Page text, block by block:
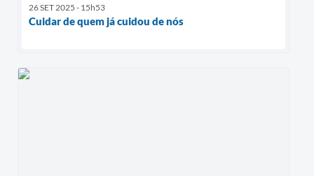
26 SET 2025 - 15h53
Cuidar de quem já cuidou de nós